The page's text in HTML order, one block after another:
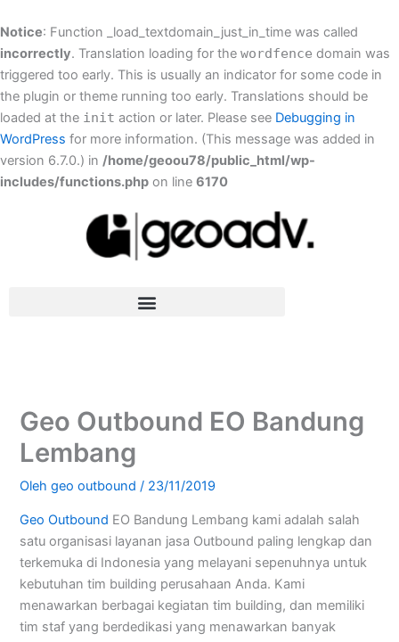
Notice: Function _load_textdomain_just_in_time was called
incorrectly. Translation loading for the wordfence domain was
triggered too early. This is usually an indicator for some code in
the plugin or theme running too early. Translations should be
loaded at the init action or later. Please see Debugging in
WordPress for more information. (This message was added in
version 6.7.0.) in /home/geoou78/public_html/wp-
includes/functions.php on line 6170
ke
konten
Geo Outbound EO Bandung
Lembang
Olehgeo outbound/ 23/11/2019
Geo Outbound EO Bandung Lembang kami adalah salah
satu organisasi layanan jasa Outbound paling lengkap dan
terkemuka di Indonesia yang melayani sepenuhnya untuk
kebutuhan tim building perusahaan Anda. Kami
menawarkan berbagai kegiatan tim building, dan memiliki
tim staf yang berdedikasi yang menawarkan banyak